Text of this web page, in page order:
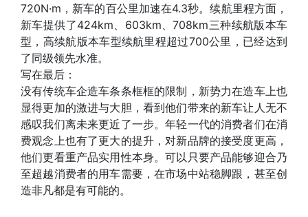
720N·m，新车的百公里加速在4.3秒。续航里程方面，
新车提供了424km、603km、708km三种续航版本车
型，高续航版本车型续航里程超过700公里，已经达到
了同级领先水准。
写在最后：
没有传统车企造车条条框框的限制，新势力在造车上也
显得更加的激进与大胆，看到他们带来的新车让人无不
感叹我们离未来更近了一步。年轻一代的消费者们在消
费观念上也有了更大的提升，对新品牌的接受度更高，
他们更看重产品实用性本身。可以只要产品能够迎合乃
至超越消费者的用车需要，在市场中站稳脚跟，甚至创
造非凡都是有可能的。